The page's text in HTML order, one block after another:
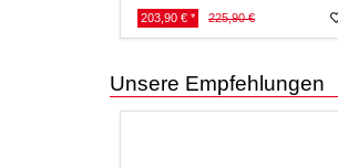
203,90 € * 225,90 €
Unsere Empfehlungen